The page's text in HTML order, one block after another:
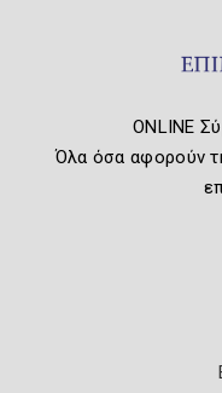
ONLINE
Όλα όσα αφορούν